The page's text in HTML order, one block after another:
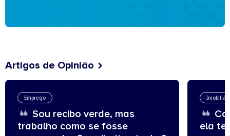
Artigos de Opinião
Emprego
Sou recibo verde, mas
trabalho como se fosse
ela